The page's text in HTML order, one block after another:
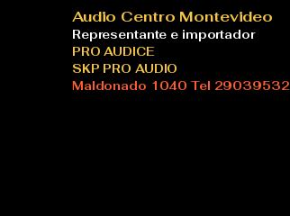
Audio Centro Montevideo
Representante e importador
PRO AUDICE
SKP PRO AUDIO
Maldonado 1040 Tel 29039532